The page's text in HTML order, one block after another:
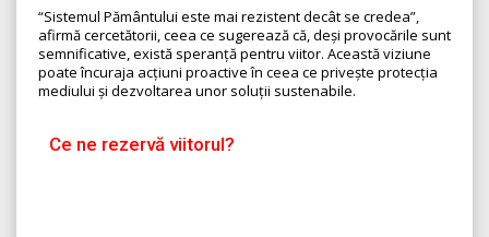
“Sistemul Pământului este mai rezistent decât se credea”,
afirmă cercetătorii, ceea ce sugerează că, deși provocările sunt
semnificative, există speranță pentru viitor. Această viziune
poate încuraja acțiuni proactive în ceea ce privește protecția
mediului și dezvoltarea unor soluții sustenabile.
Ce ne rezervă viitorul?